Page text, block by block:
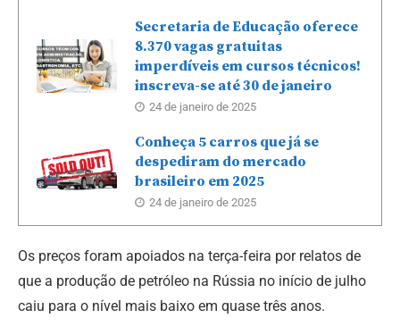
Secretaria de Educação oferece
8.370 vagas gratuitas
imperdíveis em cursos técnicos!
inscreva-se até 30 de janeiro
24 de janeiro de 2025
Conheça 5 carros que já se
despediram do mercado
brasileiro em 2025
24 de janeiro de 2025
Os preços foram apoiados na terça-feira por relatos de
que a produção de petróleo na Rússia no início de julho
caiu para o nível mais baixo em quase três anos.